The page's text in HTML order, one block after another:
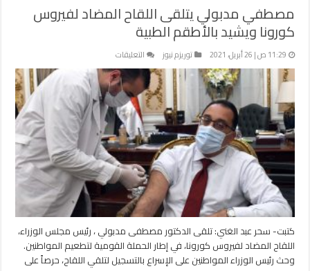
مصطفي مدبولي يتلقى اللقاح المضاد لفيروس
كورونا ويشيد بالأطقم الطبية
11:29 ص | 26 أبريل، 2021 توريزم نيوز التعليقات
مصطفي
مدبولي
يتلقى
اللقاح
المضاد
لفيروس
كورونا
ويشيد
بالأطقم
الطبية
مغلقة
كتبت- سحر عبد الغني: تلقى الدكتور مصطفى مدبولي ، رئيس مجلس الوزراء،
اللقاح المضاد لفيروس كورونا، في إطار الحملة القومية لتطعيم المواطنين.
وحث رئيس الوزراء المواطنين على الإسراع بالتسجيل لتلقي اللقاح، حرصاً على